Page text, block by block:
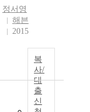
정서영
해븐
2015
복
사/
대
출
신